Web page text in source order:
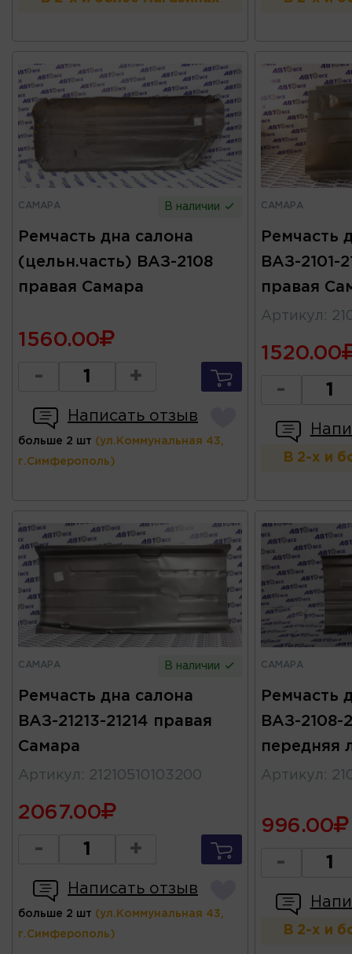
САМАРА В наличии
Ремчасть дна салона
(цельн.часть) ВАЗ-2108
правая Самара
1560.00
- +
Написать отзыв
больше 2 шт (ул.Коммунальная 43,
г.Симферополь)
САМАРА
Ремчасть
ВАЗ-2101-
правая
Артикул :
1520.00
-
В 2-х и
САМАРА В наличии
Ремчасть дна салона
ВАЗ-21213-21214 правая
Самара
Артикул : 21210510103200
2067.00
- +
Написать отзыв
больше 2 шт (ул.Коммунальная 43,
г.Симферополь)
САМАРА
Ремчасть
ВАЗ-2108-
передняя
Артикул :
996.00
-
В 2-х и